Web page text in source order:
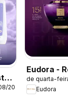
2026
Eudora -
12/2026
de quarta-
Eudora